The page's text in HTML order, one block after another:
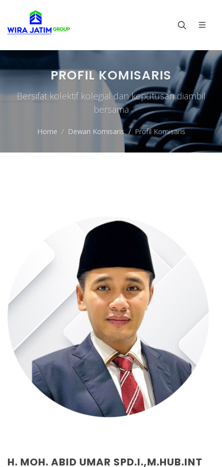
PROFIL KOMISARIS
Bersifat kolektif kolegial dan keputusan diambil
bersama
Home Dewan Komisaris Profil Komisaris
H. MOH. ABID UMAR SPD.I.,M.HUB.INT